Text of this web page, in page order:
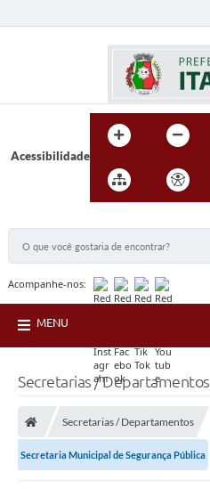
Acessibilidade
Acompanhe-nos:
MENU
Secretarias / Departamentos
Secretarias / Departamentos
Secretaria Municipal de Segurança Pública